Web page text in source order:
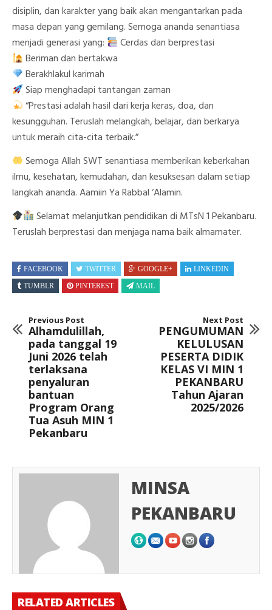
disiplin, dan karakter yang baik akan mengantarkan pada
masa depan yang gemilang. Semoga ananda senantiasa
menjadi generasi yang:
Cerdas dan berprestasi
Beriman dan bertakwa
Berakhlakul karimah
Siap menghadapi tantangan zaman
“Prestasi adalah hasil dari kerja keras, doa, dan
kesungguhan. Teruslah melangkah, belajar, dan berkarya
untuk meraih cita-cita terbaik.”
Semoga Allah SWT senantiasa memberikan keberkahan
ilmu, kesehatan, kemudahan, dan kesuksesan dalam setiap
langkah ananda. Aamiin Ya Rabbal ‘Alamin.
Selamat melanjutkan pendidikan di MTsN 1 Pekanbaru.
Teruslah berprestasi dan menjaga nama baik almamater.
FACEBOOK TWITTER GOOGLE+
LINKEDIN
TUMBLR
PINTEREST MAIL
Previous Post
Alhamdulillah,
pada tanggal 19
Juni 2026 telah
terlaksana
penyaluran
bantuan
Program Orang
Tua Asuh MIN 1
Pekanbaru
Next Post
PENGUMUMAN
KELULUSAN
PESERTA DIDIK
KELAS VI MIN 1
PEKANBARU
Tahun Ajaran
2025/2026
MINSA
PEKANBARU
RELATED ARTICLES